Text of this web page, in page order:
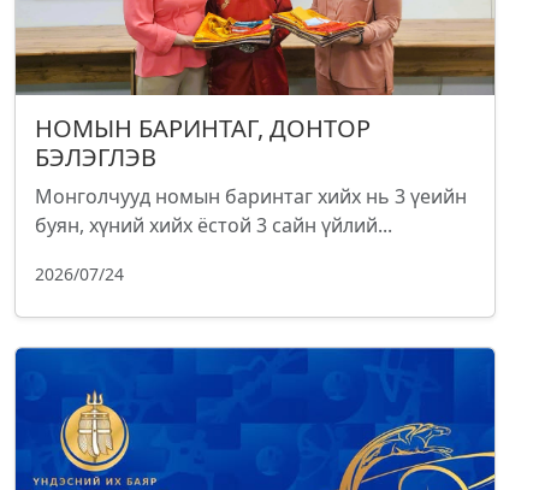
НОМЫН БАРИНТАГ, ДОНТОР
БЭЛЭГЛЭВ
Монголчууд номын баринтаг хийх нь 3 үеийн
буян, хүний хийх ёстой 3 сайн үйлий...
2026/07/24